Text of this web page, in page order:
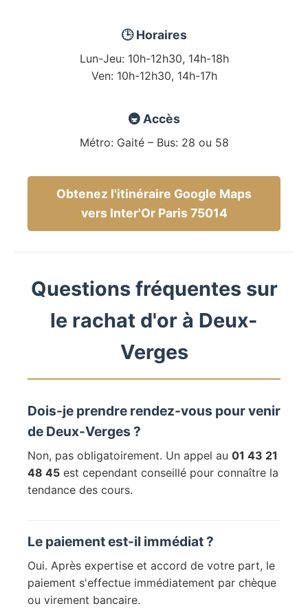
🕒 Horaires
Lun-Jeu: 10h-12h30, 14h-18h
Ven: 10h-12h30, 14h-17h
🚇 Accès
Métro: Gaité – Bus: 28 ou 58
Obtenez l'itinéraire Google Maps
vers Inter'Or Paris 75014
Questions fréquentes sur
le rachat d'or à Deux-
Verges
Dois-je prendre rendez-vous pour venir
de Deux-Verges ?
Non, pas obligatoirement. Un appel au 01 43 21
48 45 est cependant conseillé pour connaître la
tendance des cours.
Le paiement est-il immédiat ?
Oui. Après expertise et accord de votre part, le
paiement s'effectue immédiatement par chèque
ou virement bancaire.